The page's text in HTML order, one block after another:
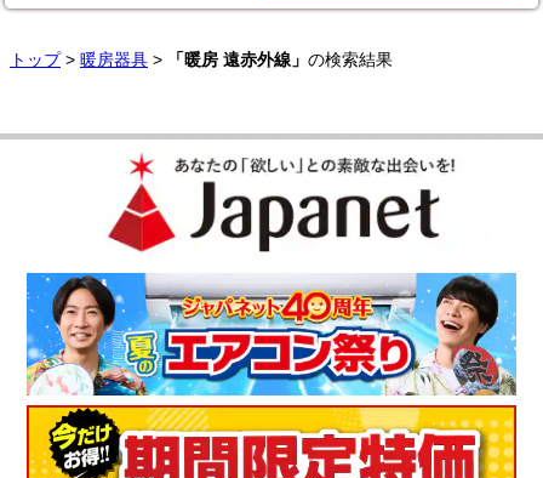
トップ> 暖房器具 > 「暖房 遠赤外線」 の検索結果